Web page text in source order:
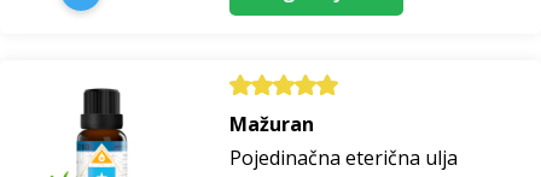
Mažuran
Pojedinačna eterična ulja